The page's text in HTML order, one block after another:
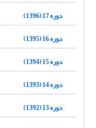
دوره 17 (1396)
دوره 16 (1395)
دوره 15 (1394)
دوره 14 (1393)
دوره 13 (1392)